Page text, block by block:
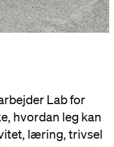
Lab for
hvordan leg kan
læring, trivsel